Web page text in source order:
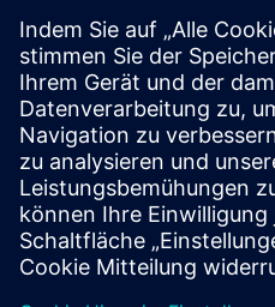
Press | Company | Siemens
© Siemens 1996 – 2026
Corporate Information
Privacy Notice